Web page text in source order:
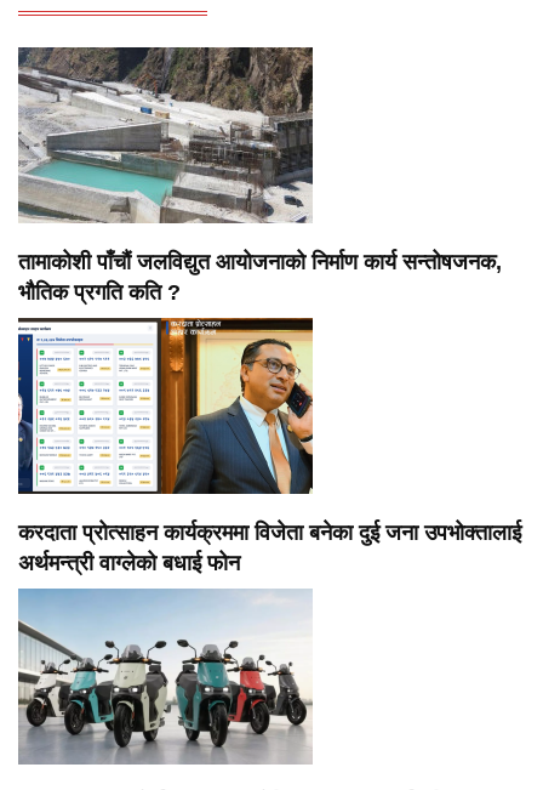
तामाकोशी पाँचौं जलविद्युत आयोजनाको निर्माण कार्य सन्तोषजनक,
भौतिक प्रगति कति ?
करदाता प्रोत्साहन कार्यक्रममा विजेता बनेका दुई जना उपभोक्तालाई
अर्थमन्त्री वाग्लेको बधाई फोन